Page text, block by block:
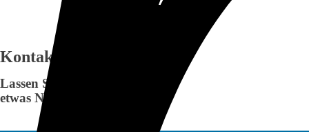
Kontaktieren Sie Uns
Lassen Sie uns
etwas Neues kreieren.